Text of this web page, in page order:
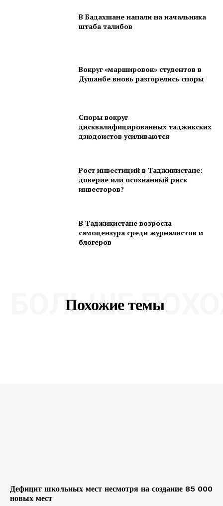
В Бадахшане напали на начальника
штаба талибов
Вокруг «маршировок» студентов в
Душанбе вновь разгорелись споры
Споры вокруг
дисквалифицированных таджикских
дзюдоистов усиливаются
Рост инвестиций в Таджикистане:
доверие или осознанный риск
инвесторов?
В Таджикистане возросла
самоцензура среди журналистов и
блогеров
Похожие темы
БОЛЬШЕ
Дефицит школьных мест несмотря на создание 85 000
новых мест